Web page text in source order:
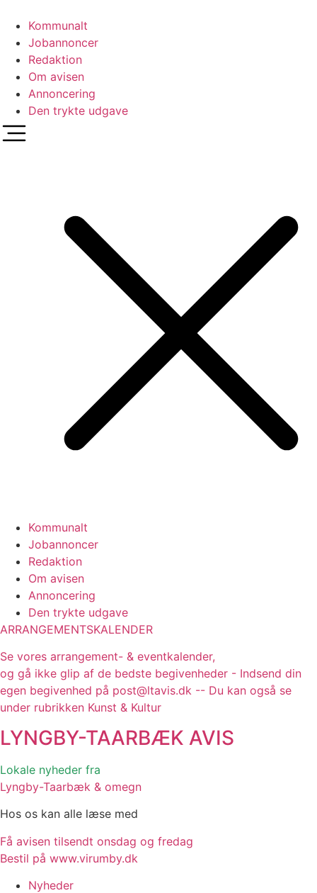
indhold
Kommunalt
Jobannoncer
Redaktion
Om avisen
Annoncering
Den trykte udgave
Kommunalt
Jobannoncer
Redaktion
Om avisen
Annoncering
Den trykte udgave
ARRANGEMENTSKALENDER
Se vores arrangement- & eventkalender,
og gå ikke glip af de bedste begivenheder - Indsend din
egen begivenhed på post@ltavis.dk -- Du kan også se
under rubrikken Kunst & Kultur
LYNGBY-TAARBÆK AVIS
Lokale nyheder fra
Lyngby-Taarbæk & omegn
Hos os kan alle læse med
Få avisen tilsendt onsdag og fredag
Bestil på www.virumby.dk
Nyheder